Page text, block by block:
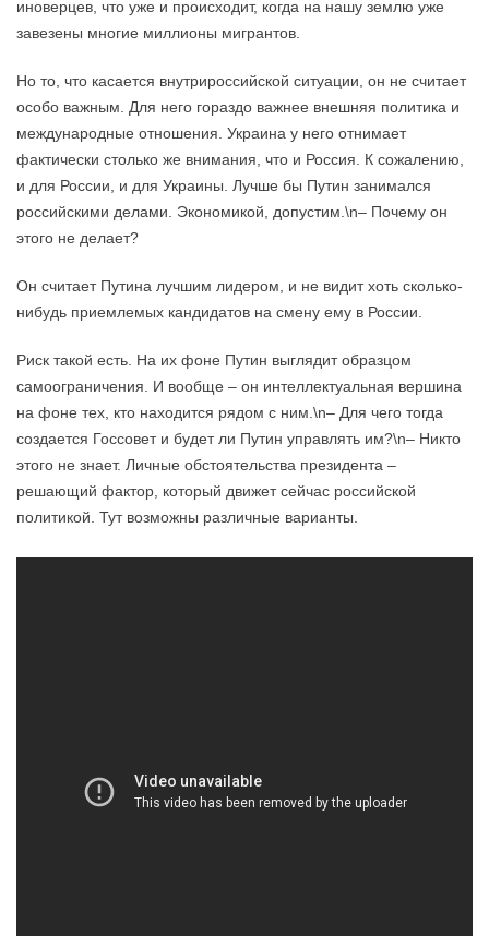
иноверцев, что уже и происходит, когда на нашу землю уже
завезены многие миллионы мигрантов.
Но то, что касается внутрироссийской ситуации, он не считает
особо важным. Для него гораздо важнее внешняя политика и
международные отношения. Украина у него отнимает
фактически столько же внимания, что и Россия. К сожалению,
и для России, и для Украины. Лучше бы Путин занимался
российскими делами. Экономикой, допустим.\n– Почему он
этого не делает?
Он считает Путина лучшим лидером, и не видит хоть сколько-
нибудь приемлемых кандидатов на смену ему в России.
Риск такой есть. На их фоне Путин выглядит образцом
самоограничения. И вообще – он интеллектуальная вершина
на фоне тех, кто находится рядом с ним.\n– Для чего тогда
создается Госсовет и будет ли Путин управлять им?\n– Никто
этого не знает. Личные обстоятельства президента –
решающий фактор, который движет сейчас российской
политикой. Тут возможны различные варианты.